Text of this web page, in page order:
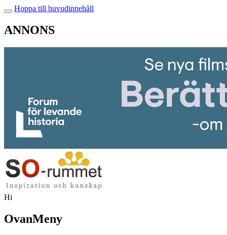
Hoppa till huvudinnehåll
ANNONS
Hi
OvanMeny